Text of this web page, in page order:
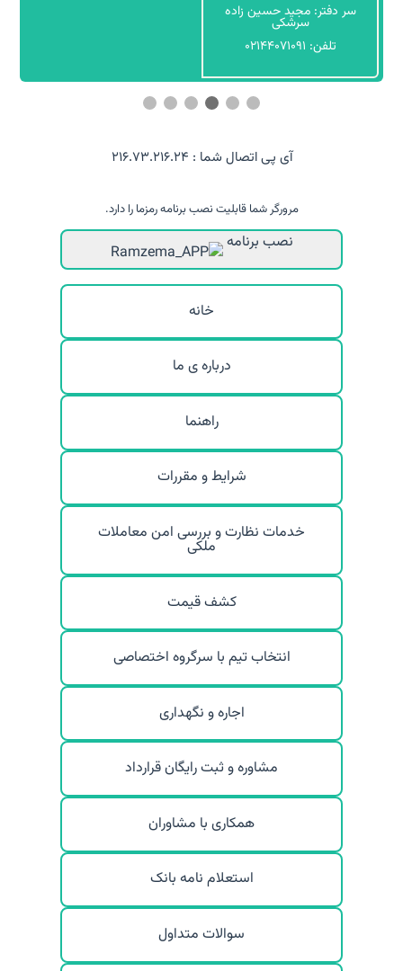
سر دفتر: داود امجدی
آی پی اتصال شما : 216.73.216.24
مرورگر شما قابلیت نصب برنامه رمزما را دارد.
نصب برنامه
خانه
درباره ی ما
راهنما
شرایط و مقررات
خدمات نظارت و بررسی امن معاملات
ملکی
کشف قیمت
انتخاب تیم با سرگروه اختصاصی
اجاره و نگهداری
مشاوره و ثبت رایگان قرارداد
همکاری با مشاوران
استعلام نامه بانک
سوالات متداول